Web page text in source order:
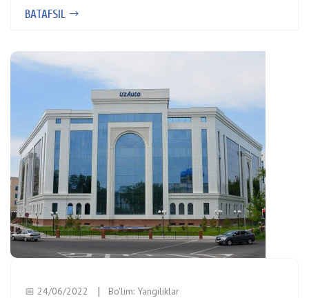
BATAFSIL
📅 24/06/2022 Bo'lim: Yangiliklar